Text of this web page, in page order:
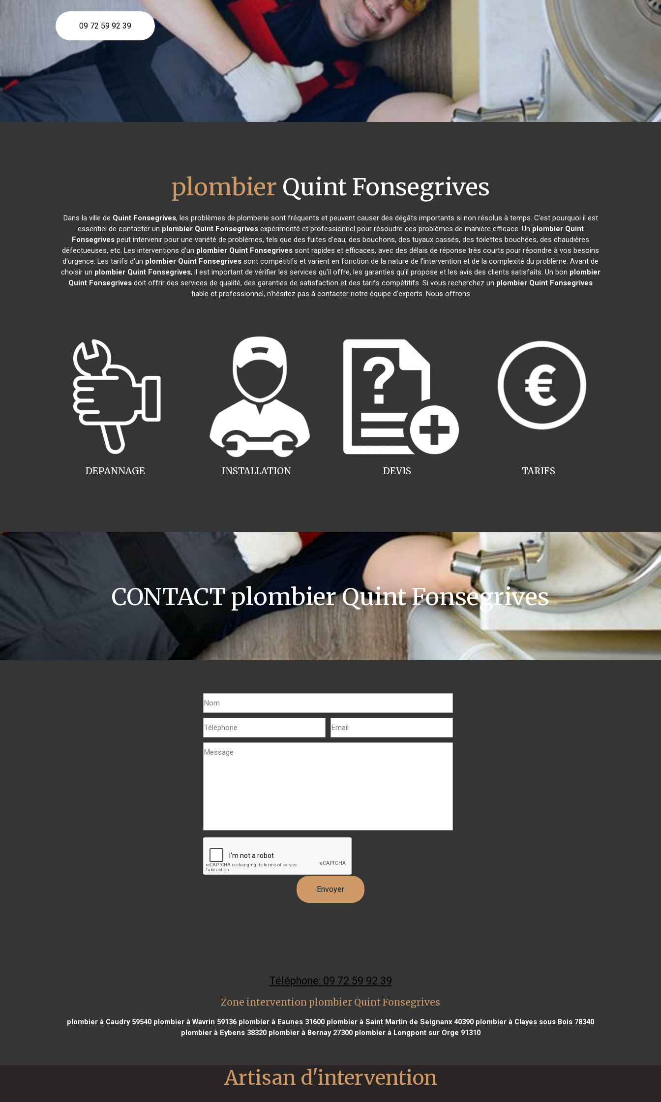
09 72 59 92 39
plombier Quint Fonsegrives
Dans la ville de Quint Fonsegrives, les problèmes de plomberie sont fréquents et peuvent causer des dégâts importants si non résolus à temps. C'est pourquoi il est
essentiel de contacter un plombier Quint Fonsegrivesexpérimenté et professionnel pour résoudre ces problèmes de manière efficace. Un plombier Quint
Fonsegrives peut intervenir pour une variété de problèmes, tels que des fuites d'eau, des bouchons, des tuyaux cassés, des toilettes bouchées, des chaudières
défectueuses, etc. Les interventions d'un plombier Quint Fonsegrives sont rapides et efficaces, avec des délais de réponse très courts pour répondre à vos besoins
d'urgence. Les tarifs d'un plombier Quint Fonsegrives sont compétitifs et varient en fonction de la nature de l'intervention et de la complexité du problème. Avant de
choisir un plombier Quint Fonsegrives, il est important de vérifier les services qu'il offre, les garanties qu'il propose et les avis des clients satisfaits. Un bon plombier
Quint Fonsegrives doit offrir des services de qualité, des garanties de satisfaction et des tarifs compétitifs. Si vous recherchez un plombier Quint Fonsegrives
fiable et professionnel, n'hésitez pas à contacter notre équipe d'experts. Nous offrons
INSTALLATION
DEPANNAGE TARIFS
DEVIS
CONTACT plombier Quint Fonsegrives
Téléphone: 09 72 59 92 39
Zone intervention plombier Quint Fonsegrives
plombier à Caudry 59540 plombier à Wavrin 59136 plombier à Eaunes 31600 plombier à Saint Martin de Seignanx 40390 plombier à Clayes sous Bois 78340
plombier à Eybens 38320plombier à Bernay 27300plombier à Longpont sur Orge 91310
Artisan d'intervention